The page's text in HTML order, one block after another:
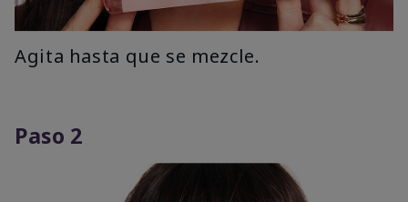
Agita hasta que se mezcle.
Paso 2